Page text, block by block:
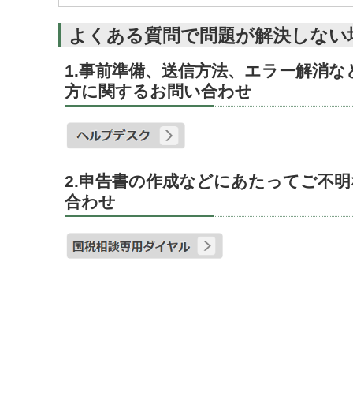
よくある質問で問題が解決しな
1.事前準備、送信方法、エラー解消
方に関するお問い合わせ
2.申告書の作成などにあたってご不
合わせ